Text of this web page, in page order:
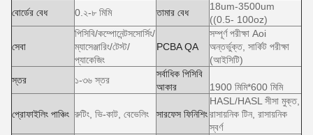
বোর্ডের বেধ 0.২-৮ মিমি তামার বেধ
18um-3500um
((0.5- 100oz)
সেবা
পিসিবি/কম্পোনেন্টসসোর্সিং/
ম্যাসেঞ্জারিং/টেস্ট/
প্যাকেজিং
PCBA QA
সম্পূর্ণ পরীক্ষা Aoi
অন্তর্ভুক্ত, সার্কিট পরীক্ষা
(আইসিটি)
স্তর
১-৩৬ স্তর
সর্বাধিক পিসিবি
আকার
1900 মিমি*600 মিমি
প্রোফাইলিং পাঞ্চিং রুটিং, ভি-কাট, বেভেলিং সারফেস ফিনিশিং
HASL/HASL সীসা মুক্ত,
রাসায়নিক টিন, রাসায়নিক
স্বর্ণ